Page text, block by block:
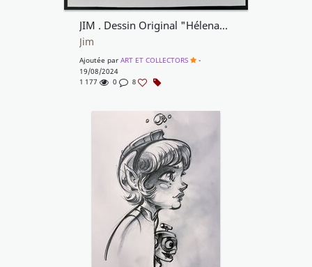
JIM . Dessin Original "Hélena" 2024
Jim
Ajoutée par ART ET COLLECTORS
-
19/08/2024
1 177
0 8